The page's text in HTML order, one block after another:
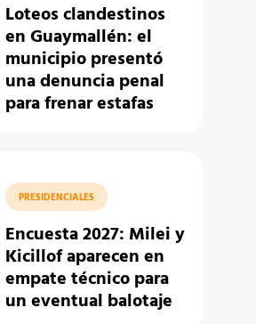
Loteos clandestinos
en Guaymallén: el
municipio presentó
una denuncia penal
para frenar estafas
PRESIDENCIALES
Encuesta 2027: Milei y
Kicillof aparecen en
empate técnico para
un eventual balotaje